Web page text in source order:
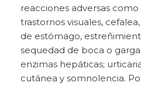
reacciones adversas
trastornos visuales,
de estómago,
sequedad de boca o
enzimas hepáticas;
cutánea y somnolencia.